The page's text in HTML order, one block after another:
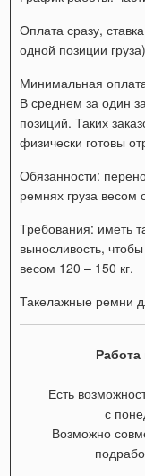
Оплата сразу,
одной позиции
Минимальная
В среднем за один
позиций. Таких
физически готовы
Обязанности:
ремнях груза весом
Требования: иметь
выносливость,
весом 120 – 150 кг.
Такелажные ремни
Работа
Есть
с
Возможно